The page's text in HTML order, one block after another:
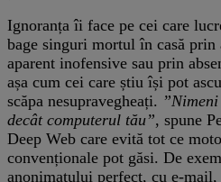
Ignoranța îi face pe cei care
bage singuri mortul în casă prin
aparent inofensive sau prin
așa cum cei care știu își pot
scăpa nesupravegheați.
decât computerul tău”, spune
Deep Web care evită tot ce
convenționale pot găsi. De
anonimatului perfect, cu e-mail,